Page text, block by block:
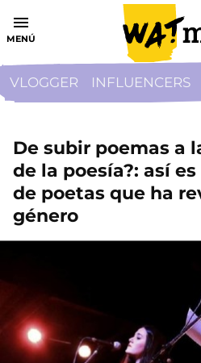
MENÚ
VLOGGER INFLUENCERS
De subir poemas a
de la poesía?: así
de poetas que ha
género